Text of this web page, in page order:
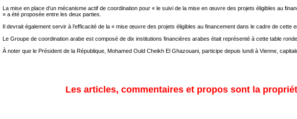
La mise en place d’un mécanisme actif de coordination pour « le suivi de la mise en œuvre des projets éligibles au
» a été proposée entre les deux parties.
Il devrait également servir à l’efficacité de la « mise œuvre des projets éligibles au financement dans le cadre de
Le Groupe de coordination arabe est composé de dix institutions financières arabes était représenté à cette table
À noter que le Président de la République, Mohamed Ould Cheikh El Ghazouani, participe depuis lundi à Vienne,
Les articles, commentaires et propos sont la